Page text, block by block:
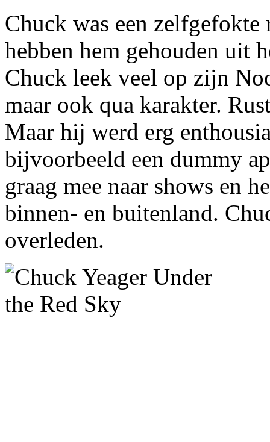
Chuck was een
hebben hem gehouden uit
Chuck leek veel op zijn
maar ook qua karakter.
Maar hij werd erg
bijvoorbeeld een dummy
graag mee naar shows en
binnen- en buitenland.
overleden.